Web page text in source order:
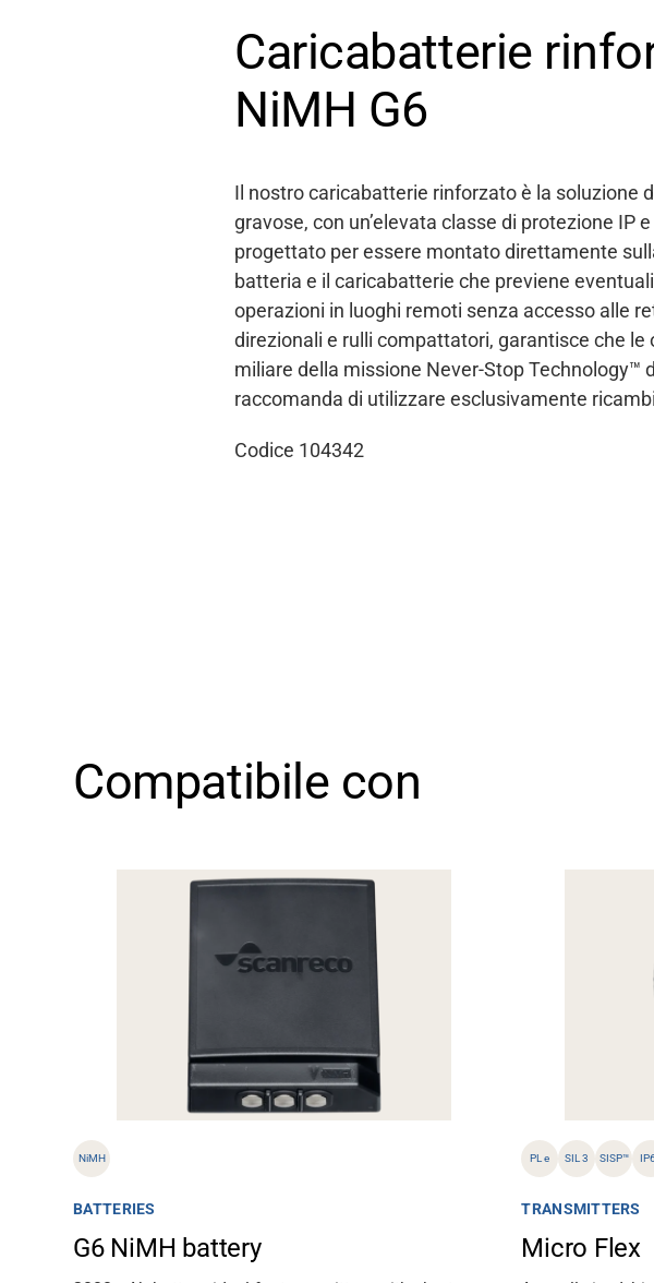
Lavora con noi
Banca dati
Caricabatterie
NiMH G6
Il nostro caricabatterie rinforzato è la soluzione
gravose, con un’elevata classe di protezione
progettato per essere montato direttamente
batteria e il caricabatterie che previene
operazioni in luoghi remoti senza accesso alle
direzionali e rulli compattatori, garantisce che
miliare della missione Never-Stop
raccomanda di utilizzare esclusivamente
Codice 104342
Compatibile con
NiMH
BATTERIES
G6 NiMH battery
PL e SIL 3 SISP™
TRANSMITTERS
Micro Flex